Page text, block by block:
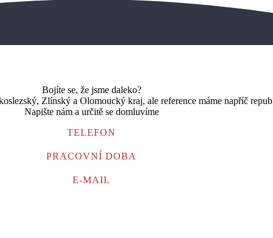
Bojíte se, že jsme daleko?
Zlínský a Olomoucký kraj, ale reference máme napříč
Napište nám a určitě se domluvíme
TELEFON
PRACOVNÍ DOBA
E-MAIL